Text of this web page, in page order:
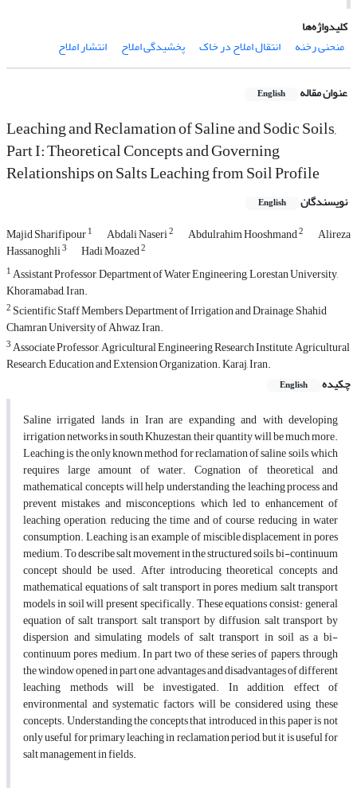
کلیدواژه‌ها
منحنی رخنه
انتقال املاح در خاک پخشیدگی املاح انتشار املاح
عنوان مقاله English
Leaching and Reclamation of Saline and Sodic Soils,
Part I: Theoretical Concepts and Governing
Relationships on Salts Leaching from Soil Profile
نویسندگان English
Majid Sharifipour1 Abdali Naseri2 Abdulrahim Hooshmand2 Alireza
Hassanoghli3 Hadi Moazed2
1Assistant Professor, Department of Water Engineering, Lorestan University,
Khoramabad, Iran.
2 Scientific Staff Members, Department of Irrigation and Drainage, Shahid
Chamran University of Ahwaz, Iran.
3Associate Professor, Agricultural Engineering Research Institute, Agricultural
Research, Education and Extension Organization. Karaj, Iran.
چکیده
English
Saline irrigated lands in Iran are expanding and with developing
irrigation networks in south Khuzestan, their quantity will be much more.
Leaching is the only known method for reclamation of saline soils, which
requires large amount of water. Cognation of theoretical and
mathematical concepts will help understanding the leaching process and
prevent mistakes and misconceptions, which led to enhancement of
leaching operation, reducing the time and of course, reducing in water
consumption. Leaching is an example of miscible displacement in pores
medium. To describe salt movement in the structured soils, bi-continuum
concept should be used. After introducing theoretical concepts and
mathematical equations of salt transport in pores medium, salt transport
models in soil will present specifically. These equations consist: general
equation of salt transport, salt transport by diffusion, salt transport by
dispersion and simulating models of salt transport in soil as a bi-
continuum pores medium. In part two of these series of papers, through
the window opened in part one, advantages and disadvantages of different
leaching methods will be investigated. In addition, effect of
environmental and systematic factors will be considered using these
concepts. Understanding the concepts that introduced in this paper is not
only useful for primary leaching in reclamation period, but it is useful for
salt management in fields.